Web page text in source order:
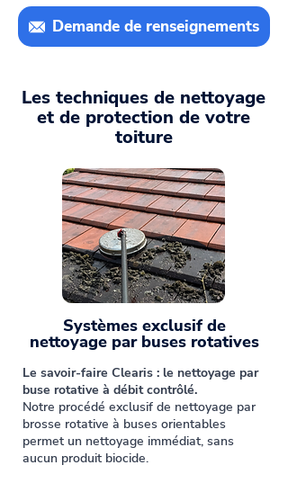
Demande de renseignements
Les techniques de nettoyage
et de protection de votre
toiture
Systèmes exclusif de
nettoyage par buses rotatives
Le savoir-faire Clearis : le nettoyage par
buse rotative à débit contrôlé.
Notre procédé exclusif de nettoyage par
brosse rotative à buses orientables
permet un nettoyage immédiat, sans
aucun produit biocide.